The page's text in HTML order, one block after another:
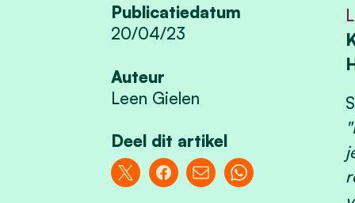
Publicatiedatum
20/04/23
Auteur
Leen Gielen
Deel dit artikel